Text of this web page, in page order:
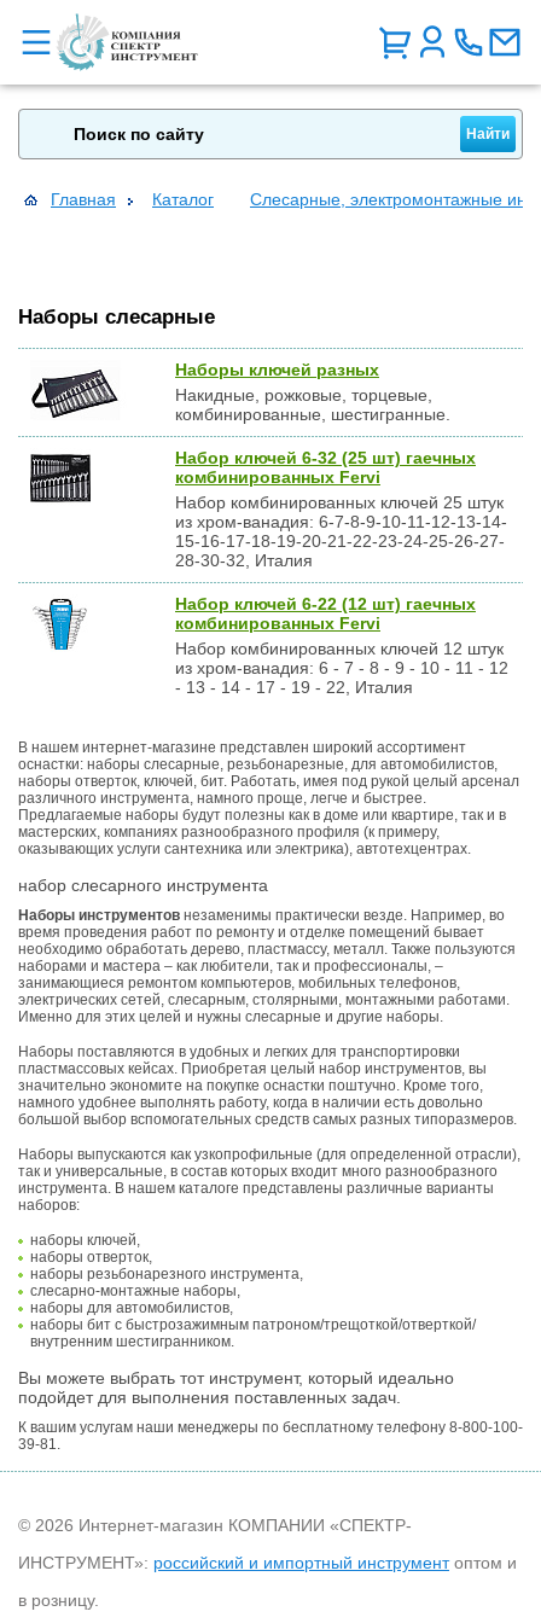
Главная Каталог Слесарные, электромонтажные
Наборы слесарные
Наборы ключей разных
Накидные, рожковые, торцевые,
комбинированные, шестигранные.
Набор ключей 6-32 (25 шт) гаечных
комбинированных Fervi
Набор комбинированных ключей 25 штук
из хром-ванадия: 6-7-8-9-10-11-12-13-14-
15-16-17-18-19-20-21-22-23-24-25-26-27-
28-30-32, Италия
Набор ключей 6-22 (12 шт) гаечных
комбинированных Fervi
Набор комбинированных ключей 12 штук
из хром-ванадия: 6 - 7 - 8 - 9 - 10 - 11 - 12
- 13 - 14 - 17 - 19 - 22, Италия
В нашем интернет-магазине представлен широкий ассортимент
оснастки: наборы слесарные, резьбонарезные, для автомобилистов,
наборы отверток, ключей, бит. Работать, имея под рукой целый арсенал
различного инструмента, намного проще, легче и быстрее.
Предлагаемые наборы будут полезны как в доме или квартире, так и в
мастерских, компаниях разнообразного профиля (к примеру,
оказывающих услуги сантехника или электрика), автотехцентрах.
набор слесарного инструмента
Наборы инструментов незаменимы практически везде. Например, во
время проведения работ по ремонту и отделке помещений бывает
необходимо обработать дерево, пластмассу, металл. Также пользуются
наборами и мастера – как любители, так и профессионалы, –
занимающиеся ремонтом компьютеров, мобильных телефонов,
электрических сетей, слесарным, столярными, монтажными работами.
Именно для этих целей и нужны слесарные и другие наборы.
Наборы поставляются в удобных и легких для транспортировки
пластмассовых кейсах. Приобретая целый набор инструментов, вы
значительно экономите на покупке оснастки поштучно. Кроме того,
намного удобнее выполнять работу, когда в наличии есть довольно
большой выбор вспомогательных средств самых разных типоразмеров.
Наборы выпускаются как узкопрофильные (для определенной отрасли),
так и универсальные, в состав которых входит много разнообразного
инструмента. В нашем каталоге представлены различные варианты
наборов:
наборы ключей,
наборы отверток,
наборы резьбонарезного инструмента,
слесарно-монтажные наборы,
наборы для автомобилистов,
наборы бит с быстрозажимным патроном/трещоткой/отверткой/
внутренним шестигранником.
Вы можете выбрать тот инструмент, который идеально
подойдет для выполнения поставленных задач.
К вашим услугам наши менеджеры по бесплатному телефону 8-800-100-
39-81.
© 2026 Интернет-магазин КОМПАНИИ «СПЕКТР-
ИНСТРУМЕНТ»: российский и импортный инструментоптом и
в розницу.